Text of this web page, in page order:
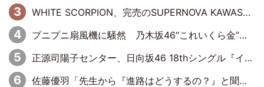
WHITE SCORPION、完売のSUPERNOVA KAWASAKIで沸いた“着席型LIVE” 『BASE Live #16』昼公演リポート
プニプニ扇風機に騒然 乃木坂46“これいくら金”延長中は今回もわちゃわちゃ全開
正源司陽子センター、日向坂46 18thシングル『イチャイチャ虫』新ビジュアル公開
佐藤優羽「先生から『進路はどうするの？』と聞かれて。『実は……』とXのトレンドで1位になっているスマホを見せました」【日向坂46『五期生LIVE』開催記念 五期生“変革”ドキュメンタリー③】